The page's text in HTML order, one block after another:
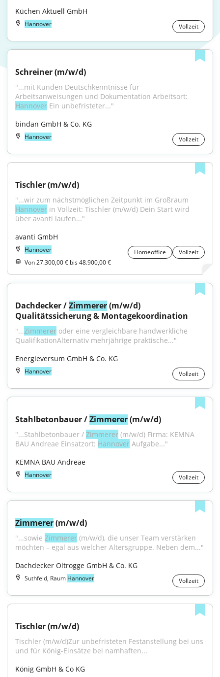
Küchen Aktuell GmbH
Hannover Vollzeit
Schreiner (m/w/d)
"...mit Kunden Deutschkenntnisse für
Hannover Ein unbefristeter..."
bindan GmbH & Co. KG
Hannover Vollzeit
Tischler (m/w/d)
Hannover in Vollzeit: Tischler (m/w/d) Dein Start wird
über avanti laufen..."
avanti GmbH
Hannover Homeoffice
Vollzeit
Von 27.300,00 € bis 48.900,00 €
Dachdecker / Zimmerer (m/w/d)
Qualitätssicherung & Montagekoordination
"...Zimmerer oder eine vergleichbare handwerkliche
QualifikationAlternativ mehrjährige praktische..."
Energieversum GmbH & Co. KG
Hannover Vollzeit
Stahlbetonbauer / Zimmerer (m/w/d)
"...Stahlbetonbauer / Zimmerer (m/w/d) Firma: KEMNA
BAU Andreae Einsatzort: Hannover Aufgabe..."
KEMNA BAU Andreae
Hannover Vollzeit
Zimmerer (m/w/d)
"...sowie Zimmerer (m/w/d), die unser Team verstärken
möchten – egal aus welcher Altersgruppe. Neben dem..."
Dachdecker Oltrogge GmbH & Co. KG
Suthfeld, Raum Hannover Vollzeit
Tischler (m/w/d)
Tischler (m/w/d)Zur unbefristeten Festanstellung bei uns
und für König-Einsätze bei namhaften...
König GmbH & Co KG